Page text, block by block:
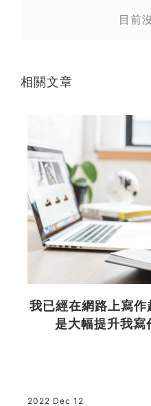
目前
相關文章
我已經在網路上寫
是大幅提升我
2022 Dec 12